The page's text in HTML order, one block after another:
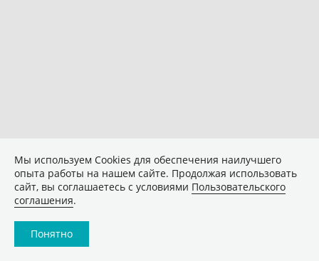
Мы используем Сookies для обеспечения наилучшего
опыта работы на нашем сайте. Продолжая использовать
сайт, вы соглашаетесь с условиями Пользовательского
соглашения.
Понятно